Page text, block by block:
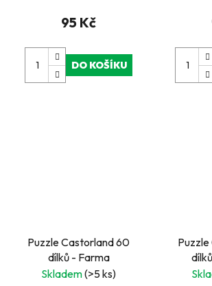
95 Kč
DO KOŠÍKU
Puzzle Castorland 60
dílků - Farma
Skladem(>5 ks)